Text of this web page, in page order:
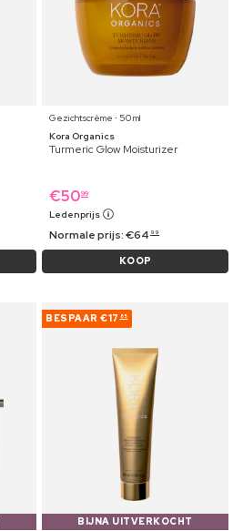
Gezichtscrème ⋅ 50 ml
Kora Organics
Turmeric Glow Moisturizer
€5099
Ledenprijs
Normale prijs:€64 99
KOOP
BESPAAR €17 85
BIJNA UITVERKOCHT